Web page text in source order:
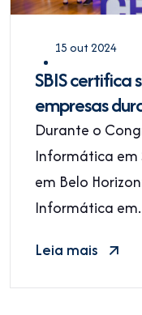
15 out 2024
SBIS certifica
empresas
Durante o
Informática em
em Belo
Informática
Leia mais